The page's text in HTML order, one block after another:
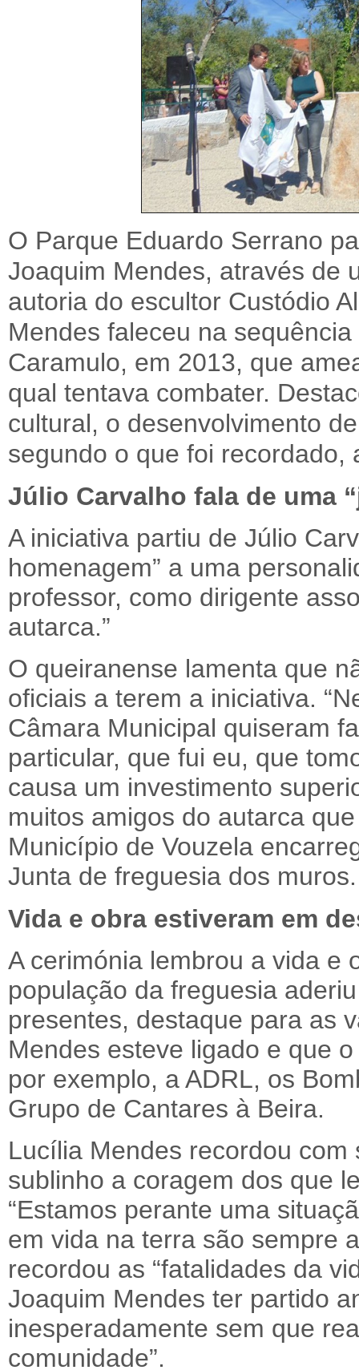
O Parque Eduardo Serrano
Joaquim Mendes, através de
autoria do escultor Custódio
Mendes faleceu na
Caramulo, em 2013, que
qual tentava combater.
cultural, o desenvolvimento
segundo o que foi recordado,
Júlio Carvalho fala de uma
A iniciativa partiu de Júlio
homenagem” a uma
professor, como dirigente
autarca.”
O queiranense lamenta que
oficiais a terem a iniciativa.
Câmara Municipal quiseram
particular, que fui eu, que
causa um investimento
muitos amigos do autarca
Município de Vouzela
Junta de freguesia dos muros.
Vida e obra estiveram em
A cerimónia lembrou a vida e
população da freguesia
presentes, destaque para as
Mendes esteve ligado e que
por exemplo, a ADRL, os
Grupo de Cantares à Beira.
Lucília Mendes recordou
sublinho a coragem dos que
“Estamos perante uma
em vida na terra são sempre
recordou as “fatalidades da
Joaquim Mendes ter partido
inesperadamente sem que
comunidade”.